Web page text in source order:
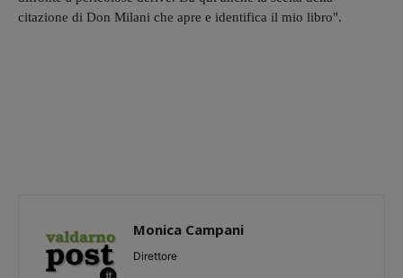
citazione di Don Milani che apre e identifica il mio libro".
Monica Campani
Direttore